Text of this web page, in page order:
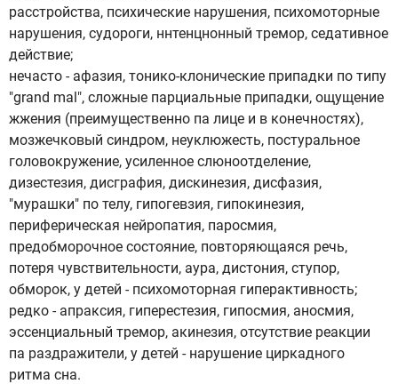
расстройства, психические нарушения, психомоторные
нарушения, судороги, ннтенцнонный тремор, седативное
действие;
нечасто - афазия, тонико-клонические припадки по типу
"grand mal", сложные парциальные припадки, ощущение
жжения (преимущественно па лице и в конечностях),
мозжечковый синдром, неуклюжесть, постуральное
головокружение, усиленное слюноотделение,
дизестезия, дисграфия, дискинезия, дисфазия,
"мурашки" по телу, гипогевзия, гипокинезия,
периферическая нейропатия, паросмия,
предобморочное состояние, повторяющаяся речь,
потеря чувствительности, аура, дистония, ступор,
обморок, у детей - психомоторная гиперактивность;
редко - апраксия, гиперестезия, гипосмия, аносмия,
эссенциальный тремор, акинезия, отсутствие реакции
па раздражители, у детей - нарушение циркадного
ритма сна.